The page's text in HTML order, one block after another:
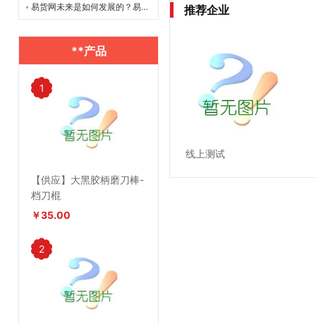
推荐企业
线上测试
易货网未来是如何发展的？易货网有什么作用？
**产品
1
【供应】大黑胶柄磨刀棒-
档刀棍
￥35.00
2